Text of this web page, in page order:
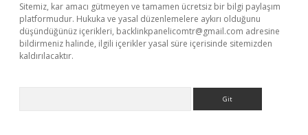
Sitemiz, kar amacı gütmeyen ve tamamen ücretsiz bir bilgi paylaşım
platformudur. Hukuka ve yasal düzenlemelere aykırı olduğunu
düşündüğünüz içerikleri, backlinkpanelicomtr@gmail.com adresine
bildirmeniz halinde, ilgili içerikler yasal süre içerisinde sitemizden
kaldırılacaktır.